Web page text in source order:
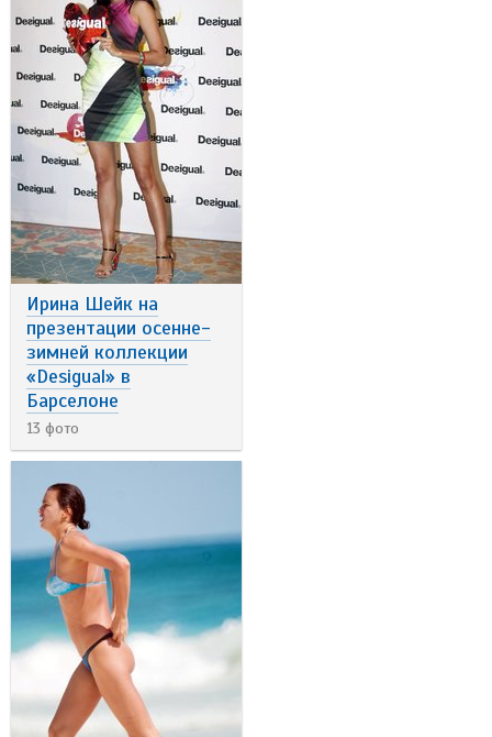
Ирина Шейк на
презентации осенне-
зимней коллекции
«Desigual» в
Барселоне
13 фото